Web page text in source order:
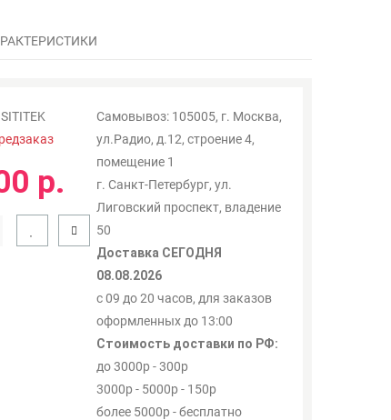
SITITEK
Самовывоз: 105005, г. Москва,
ул.Радио, д.12, строение 4,
помещение 1
г. Санкт-Петербург, ул.
Лиговский проспект, владение
50
Доставка СЕГОДНЯ
08.08.2026
с 09 до 20 часов, для заказов
оформленных до 13:00
Стоимость доставки по РФ:
до 3000р - 300р
3000р - 5000р - 150р
более 5000р - бесплатно
р.